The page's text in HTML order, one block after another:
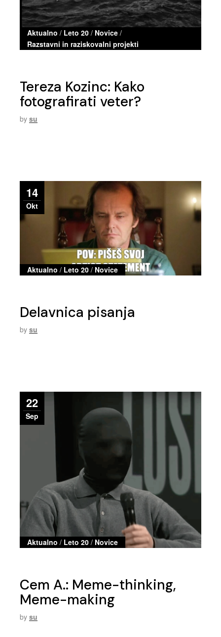
Aktualno / Leto 20 / Novice /
Razstavni in raziskovalni projekti
Tereza Kozinc: Kako
fotografirati veter?
by su
14
Okt
Aktualno / Leto 20 / Novice
Delavnica pisanja
by su
22
Sep
Aktualno / Leto 20 / Novice
Cem A.: Meme-thinking,
Meme-making
by su